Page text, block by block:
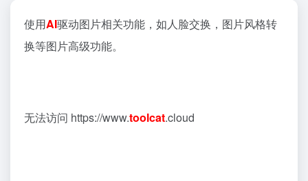
使用AI驱动图片相关功能，如人脸交换，图片风格转
换等图片高级功能。
无法访问 https://www.toolcat.cloud